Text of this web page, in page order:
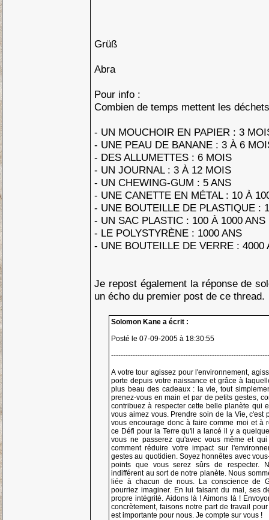
Grüß
Abra
Pour info :
Combien de temps mettent les
- UN MOUCHOIR EN PAPIER : 3
- UNE PEAU DE BANANE : 3 À 6
- DES ALLUMETTES : 6 MOIS
- UN JOURNAL : 3 À 12 MOIS
- UN CHEWING-GUM : 5 ANS
- UNE CANETTE EN MÉTAL : 10 À
- UNE BOUTEILLE DE PLASTIQUE :
- UN SAC PLASTIC : 100 À 1000 ANS
- LE POLYSTYRÈNE : 1000 ANS
- UNE BOUTEILLE DE VERRE : 4000
Je repost également la réponse de
un écho du premier post de ce thread.
Solomon Kane a écrit :
Posté le 07-09-2005 à 18:30:55
A votre tour agissez pour l'environnement,
porte depuis votre naissance et grâce à
plus beau des cadeaux : la vie, tout
prenez-vous en main et par de petits gestes,
contribuez à respecter cette belle planète qui
vous aimez vous. Prendre soin de la Vie, c'est
vous encourage donc à faire comme moi et à
ce Défi pour la Terre qu'il a lancé il y a
vous ne passerez qu'avec vous même et
comment réduire votre impact sur
gestes au quotidien. Soyez honnêtes avec
points que vous serez sûrs de respecter.
indifférent au sort de notre planète. Nous
liée à chacun de nous. La conscience de
pourriez imaginer. En lui faisant du mal, ses
propre intégrité. Aidons là ! Aimons là !
concrètement, faisons notre part de travail
est importante pour nous. Je compte sur vous !